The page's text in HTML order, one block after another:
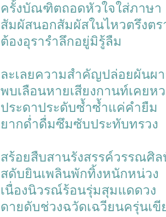
ครั้งบัณฑิตถอดหัวใจใส่ภาษา
สัมผัสนอกสัมผัสในไหวตรึงตร
ต้องอุรารำลึกอยู่มิรู้ลืม
ละเลยความสำคัญปล่อยผันผ
พบเลือนหายเสียงกานท์เคยห
ประดาประดับซ้ำซ้ำแค่คำยืม
ยากด่ำดื่มซึมซับประทับทรวง
สร้อยสืบสานรังสรรค์วรรณศิล
สดับยินเพลินพักทิ้งหนักหน่วง
เนื่องนิวรณ์ร้อนรุ่มสุมแดดวง
ดายดับช่วงฉวัดเฉวียนครุ่นเ